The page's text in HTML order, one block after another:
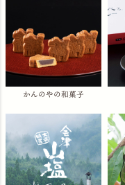
かんのやの和菓子